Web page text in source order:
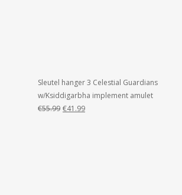
Sleutel hanger 3 Celestial Guardians
w/Ksiddigarbha implement amulet
€55.99 Oorspronkelijke
€41.99Huidige